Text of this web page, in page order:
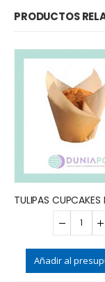
PRODUCTOS
TULIPAS CUPCAKES N°16 COLORES (x50) – PROMO 3 x 2